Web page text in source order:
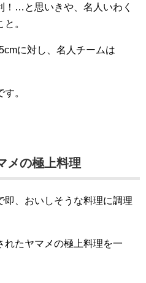
！…と思いきや、名人いわく
。
に対し、名人チームは
。
メの極上料理
、おいしそうな料理に調理
れたヤマメの極上料理を一